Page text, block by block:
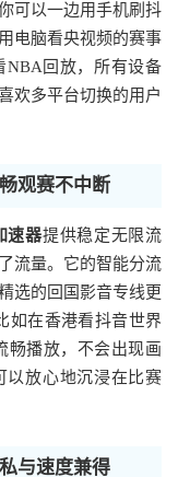
可以一边用手机刷抖
电脑看央视频的赛事
NBA回放，所有设备
欢多平台切换的用户
观赛不中断
速器提供稳定无限流
流量。它的智能分流
选的回国影音专线更
如在香港看抖音世界
畅播放，不会出现画
以放心地沉浸在比赛
与速度兼得